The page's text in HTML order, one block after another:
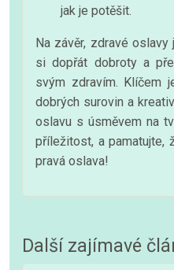
jak je potěšit.
Na závěr, zdravé
si dopřát dobroty a
svým zdravím. Klíčem
dobrých surovin a
oslavu s úsměvem na
příležitost, a pamatujte,
pravá oslava!
Další zajímavé